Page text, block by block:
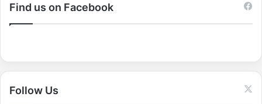
r
:
Find us on Facebook
Follow Us